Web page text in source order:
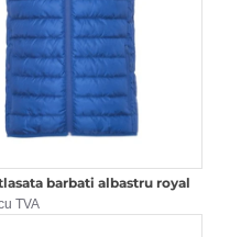
126,75 lei cu TVA
Adaugă în Coş
barbati albastru royal
TVA